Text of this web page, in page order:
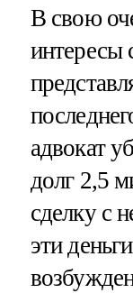
В свою
интересы
адвокат
долг 2,5
сделку с
эти